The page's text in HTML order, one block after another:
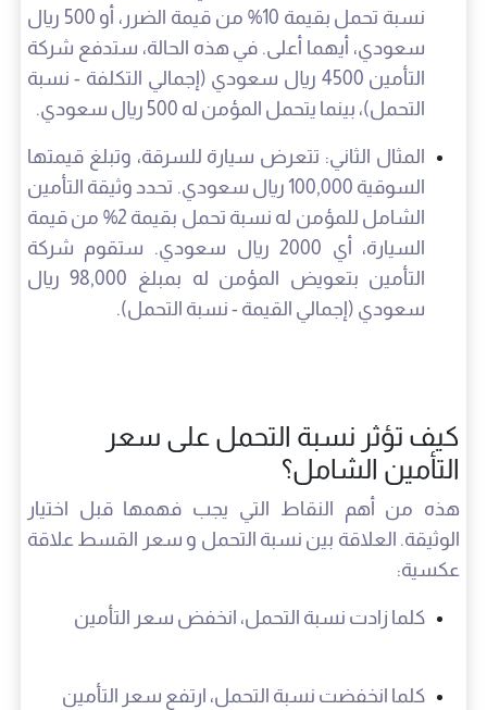
نسبة تحمل بقيمة 10% من قيمة الضرر، أو 500 ريال
سعودي، أيهما أعلى. في هذه الحالة، ستدفع شركة
التأمين 4500 ريال سعودي (إجمالي التكلفة - نسبة
التحمل)، بينما يتحمل المؤمن له 500 ريال سعودي.
المثال الثاني: تتعرض سيارة للسرقة، وتبلغ قيمتها
السوقية 100,000 ريال سعودي. تحدد وثيقة التأمين
الشامل للمؤمن له نسبة تحمل بقيمة 2% من قيمة
السيارة، أي 2000 ريال سعودي. ستقوم شركة
التأمين بتعويض المؤمن له بمبلغ 98,000 ريال
سعودي (إجمالي القيمة - نسبة التحمل).
كيف تؤثر نسبة التحمل على سعر
التأمين الشامل؟
هذه من أهم النقاط التي يجب فهمها قبل اختيار
الوثيقة. العلاقة بين نسبة التحمل و سعر القسط علاقة
عكسية:
كلما زادت نسبة التحمل، انخفض سعر التأمين
كلما انخفضت نسبة التحمل، ارتفع سعر التأمين